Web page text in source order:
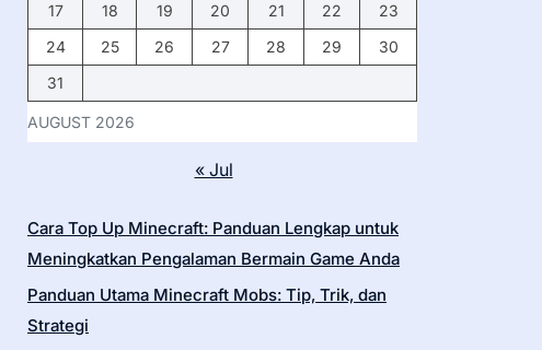
AUGUST 2026
17
18 19 20 21 22
23
24
25 26 27 28 29
30
31
« Jul
Cara Top Up Minecraft: Panduan Lengkap untuk
Meningkatkan Pengalaman Bermain Game Anda
Panduan Utama Minecraft Mobs: Tip, Trik, dan
Strategi